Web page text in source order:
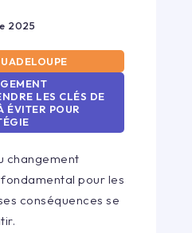
2025
LES CLÉS DE
ÉVITER POUR
changement
pour les
conséquences se